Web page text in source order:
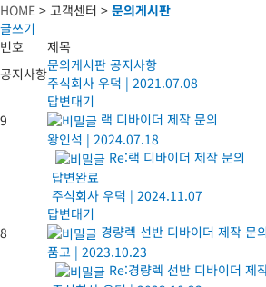
HOME > 고객센터 > 문의게시판
글쓰기
번호
제목
공지사항문의게시판 공지사항
주식회사 우덕 | 2021.07.08
9
답변대기
랙 디바이더 제작 문의
왕인석 | 2024.07.18
Re:랙 디바이더 제작 문의
답변완료
주식회사 우덕 | 2024.11.07
8
답변대기
경량렉 선반 디바이더 제작 문의
품고 | 2023.10.23
Re:경량렉 선반 디바이더 제